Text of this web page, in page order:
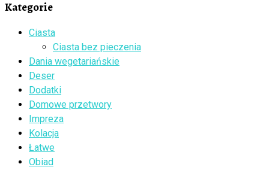
Kategorie
Ciasta
Ciasta bez pieczenia
Dania wegetariańskie
Deser
Dodatki
Domowe przetwory
Impreza
Kolacja
Łatwe
Obiad